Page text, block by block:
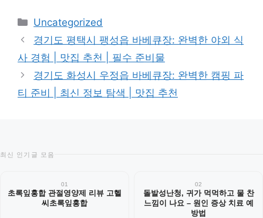
카
테
고
리
Uncategorized
경기도 평택시 팽성읍 바베큐장: 완벽한 야외 식
사 경험 | 맛집 추천 | 필수 준비물
경기도 화성시 우정읍 바베큐장: 완벽한 캠핑 파
티 준비 | 최신 정보 탐색 | 맛집 추천
최신 인기글 모음
01
초록잎홍합 관절영양제 리뷰 고헬
씨초록잎홍합
02
돌발성난청, 귀가 먹먹하고 물 찬
느낌이 나요 – 원인 증상 치료 예
방법